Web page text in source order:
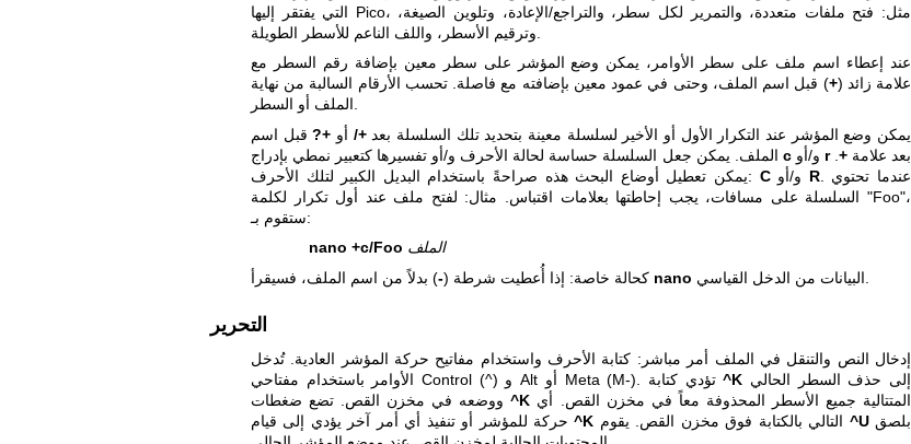
التي يفتقر إليها Pico، مثل: فتح ملفات متعددة، والتمرير لكل سطر، والتراجع/الإعادة، وتلوين الصيغة،
عند إعطاء اسم ملف على سطر الأوامر، يمكن وضع المؤشر على سطر معين بإضافة رقم السطر مع
علامة زائد (+) قبل اسم الملف، وحتى في عمود معين بإضافته مع فاصلة. تحسب الأرقام السالبة من نهاية
الملف أو السطر.
يمكن وضع المؤشر عند التكرار الأول أو الأخير لسلسلة معينة بتحديد تلك السلسلة بعد+/ أو +?قبل اسم
c r بعد علامة+
يمكن تعطيل أوضاع البحث هذه صراحةً باستخدام البديل الكبير لتلك الأحرف: C R. عندما تحتوي
السلسلة على مسافات، يجب إحاطتها بعلامات اقتباس. مثال: لفتح ملف عند أول تكرار لكلمة "Foo"،
ستقوم بـ:
nano +c/Foo الملف
كحالة خاصة: إذا أُعطيت شرطة (- ) بدلاً من اسم الملف، فسيقرأ nano
التحرير
إدخال النص والتنقل في الملف أمر مباشر: كتابة الأحرف واستخدام مفاتيح حركة المؤشر العادية. تُدخل
الأوامر باستخدام مفتاحي Control (^) و Alt أو Meta (M-). تؤدي كتابة^K
ووضعه في مخزن القص. تضع ضغطات^K
حركة للمؤشر أو تنفيذ أي أمر آخر يؤدي إلى قيام^K ^Uبلصق